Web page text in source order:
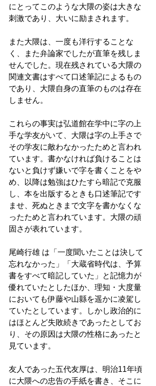
にとってこのような大隈の姿は大きな
刺激であり、大いに励まされます。
また大隈は、一度も洋行することな
く、また弁論家でしたが直筆を残しま
せんでした。現在残されている大隈の
関連文書はすべて口述筆記によるもの
であり、大隈自身の直筆のものは存在
しません。
これらの事実は弘道館在学中に字の上
手な学友がいて、大隈は字の上手さで
その学友に敵わなかったためと言われ
ています。書かなければ負けることは
ないと負けず嫌いで字を書くことをや
め、以降は勉強はひたすら暗記で克服
し、本を出版するときも口述筆記です
ませ、死ぬときまで文字を書かなくな
ったためと言われています。大隈の頑
固さが表れています。
尾崎行雄 は「一度聞いたことは決して
忘れなかった」「大蔵省時代は、予算
書をすべて暗記していた」と記憶力が
優れていたとしたほか、理知・大度量
においても伊藤や山縣を遥かに凌駕し
ていたとしています。しかし政治的に
はほとんど失敗続きであったとしてお
り、その原因は大隈の性格にあったと
見ています。
友人であった五代友厚は、明治11年頃
に大隈への忠告の手紙を書き、そこに